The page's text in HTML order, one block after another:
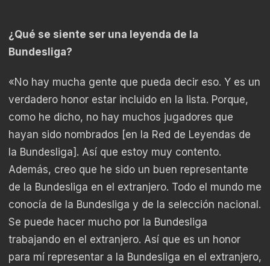
¿Qué se siente ser una leyenda de la
Bundesliga?
«No hay mucha gente que pueda decir eso. Y es un
verdadero honor estar incluido en la lista. Porque,
como he dicho, no hay muchos jugadores que
hayan sido nombrados [en la Red de Leyendas de
la Bundesliga]. Así que estoy muy contento.
Además, creo que he sido un buen representante
de la Bundesliga en el extranjero. Todo el mundo me
conocía de la Bundesliga y de la selección nacional.
Se puede hacer mucho por la Bundesliga
trabajando en el extranjero. Así que es un honor
para mí representar a la Bundesliga en el extranjero,